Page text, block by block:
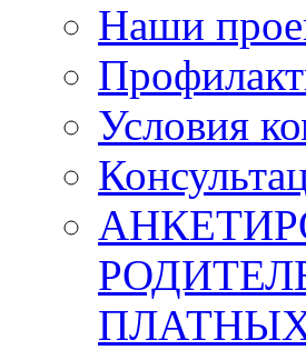
Наши
Условия